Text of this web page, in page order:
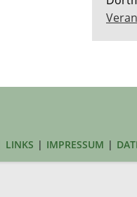
LINKS IMPRESSUM